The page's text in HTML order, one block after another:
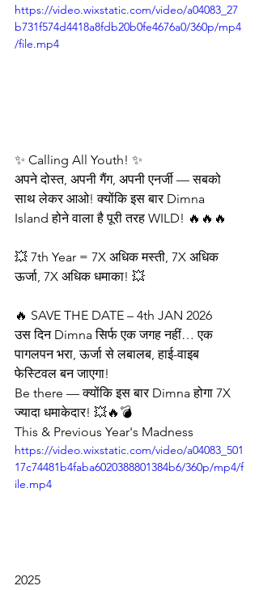
https://video.wixstatic.com/video/a04083_27
b731f574d4418a8fdb20b0fe4676a0/360p/mp4
/file.mp4
✨ Calling All Youth! ✨
अपने दोस्त, अपनी गैंग, अपनी एनर्जी — सबको
साथ लेकर आओ! क्योंकि इस बार Dimna
Island होने वाला है पूरी तरह WILD! 🔥🔥🔥
💥 7th Year = 7X अधिक मस्ती, 7X अधिक
ऊर्जा, 7X अधिक धमाका! 💥
🔥 SAVE THE DATE – 4th JAN 2026
उस दिन Dimna सिर्फ एक जगह नहीं… एक
पागलपन भरा, ऊर्जा से लबालब, हाई-वाइब
फेस्टिवल बन जाएगा!
Be there — क्योंकि इस बार Dimna होगा 7X
ज्यादा धमाकेदार! 💥🔥💣
This & Previous Year's Madness
https://video.wixstatic.com/video/a04083_501
17c74481b4faba6020388801384b6/360p/mp4/f
ile.mp4
2025